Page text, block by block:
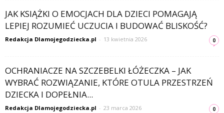
JAK KSIĄŻKI O EMOCJACH DLA DZIECI POMAGAJĄ
LEPIEJ ROZUMIEĆ UCZUCIA I BUDOWAĆ BLISKOŚĆ?
Redakcja Dlamojegodziecka.pl - 13 kwietnia 2026 0
OCHRANIACZE NA SZCZEBELKI ŁÓŻECZKA – JAK
WYBRAĆ ROZWIĄZANIE, KTÓRE OTULA PRZESTRZEŃ
DZIECKA I DOPEŁNIA...
Redakcja Dlamojegodziecka.pl - 23 marca 2026 0